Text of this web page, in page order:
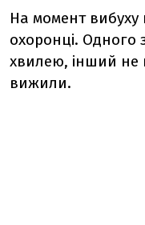
На момент вибуху
охоронці. Одного
хвилею, інший не
вижили.